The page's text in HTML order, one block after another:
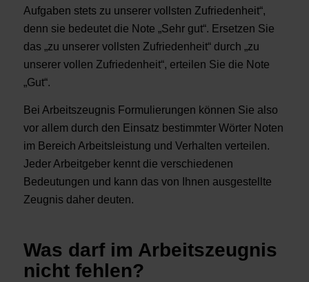
Aufgaben stets zu unserer vollsten Zufriedenheit“,
denn sie bedeutet die Note „Sehr gut“. Ersetzen Sie
das „zu unserer vollsten Zufriedenheit“ durch „zu
unserer vollen Zufriedenheit“, erteilen Sie die Note
„Gut“.
Bei Arbeitszeugnis Formulierungen können Sie also
vor allem durch den Einsatz bestimmter Wörter Noten
im Bereich Arbeitsleistung und Verhalten verteilen.
Jeder Arbeitgeber kennt die verschiedenen
Bedeutungen und kann das von Ihnen ausgestellte
Zeugnis daher deuten.
Was darf im Arbeitszeugnis
nicht fehlen?